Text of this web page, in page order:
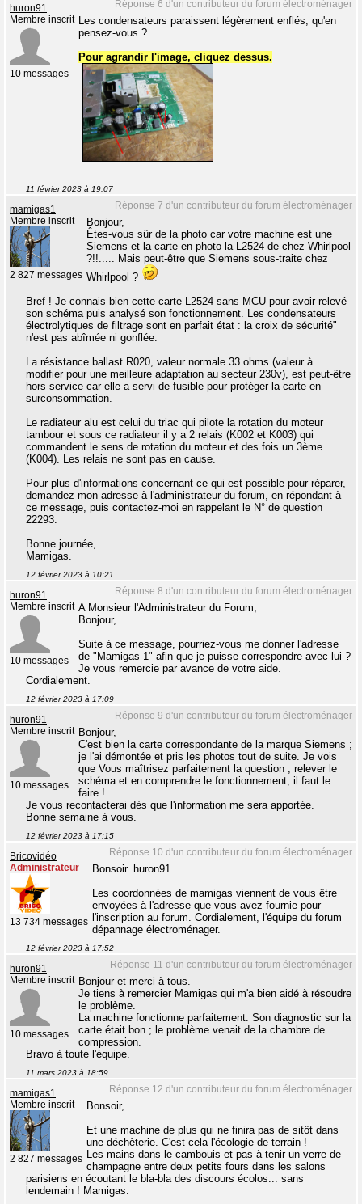
Réponse 6 d'un contributeur du forum électroménager
huron91
Membre inscrit
10 messages
Les condensateurs paraissent légèrement enflés, qu'en
pensez-vous ?
Pour agrandir l'image, cliquez dessus.
11 février 2023 à 19:07
Réponse 7 d'un contributeur du forum électroménager
mamigas1
Membre inscrit
2 827 messages
Bonjour,
Êtes-vous sûr de la photo car votre machine est une
Siemens et la carte en photo la L2524 de chez Whirlpool
?!!..... Mais peut-être que Siemens sous-traite chez
Whirlpool ?
Bref ! Je connais bien cette carte L2524 sans MCU pour avoir relevé
son schéma puis analysé son fonctionnement. Les condensateurs
électrolytiques de filtrage sont en parfait état : la croix de sécurité"
n'est pas abîmée ni gonflée.
La résistance ballast R020, valeur normale 33 ohms (valeur à
modifier pour une meilleure adaptation au secteur 230v), est peut-être
hors service car elle a servi de fusible pour protéger la carte en
surconsommation.
Le radiateur alu est celui du triac qui pilote la rotation du moteur
tambour et sous ce radiateur il y a 2 relais (K002 et K003) qui
commandent le sens de rotation du moteur et des fois un 3ème
(K004). Les relais ne sont pas en cause.
Pour plus d'informations concernant ce qui est possible pour réparer,
demandez mon adresse à l'administrateur du forum, en répondant à
ce message, puis contactez-moi en rappelant le N° de question
22293.
Bonne journée,
Mamigas.
12 février 2023 à 10:21
Réponse 8 d'un contributeur du forum électroménager
huron91
Membre inscrit
10 messages
A Monsieur l'Administrateur du Forum,
Bonjour,
Suite à ce message, pourriez-vous me donner l'adresse
de "Mamigas 1" afin que je puisse correspondre avec lui ?
Je vous remercie par avance de votre aide.
Cordialement.
12 février 2023 à 17:09
Réponse 9 d'un contributeur du forum électroménager
huron91
Membre inscrit
10 messages
Bonjour,
C'est bien la carte correspondante de la marque Siemens ;
je l'ai démontée et pris les photos tout de suite. Je vois
que Vous maîtrisez parfaitement la question ; relever le
schéma et en comprendre le fonctionnement, il faut le
faire !
Je vous recontacterai dès que l'information me sera apportée.
Bonne semaine à vous.
12 février 2023 à 17:15
Réponse 10 d'un contributeur du forum électroménager
Bricovidéo
Administrateur
13 734 messages
Bonsoir. huron91.
Les coordonnées de mamigas viennent de vous être
envoyées à l'adresse que vous avez fournie pour
l'inscription au forum. Cordialement, l'équipe du forum
dépannage électroménager.
12 février 2023 à 17:52
Réponse 11 d'un contributeur du forum électroménager
huron91
Membre inscrit
10 messages
Bonjour et merci à tous.
Je tiens à remercier Mamigas qui m'a bien aidé à résoudre
le problème.
La machine fonctionne parfaitement. Son diagnostic sur la
carte était bon ; le problème venait de la chambre de
compression.
Bravo à toute l'équipe.
11 mars 2023 à 18:59
Réponse 12 d'un contributeur du forum électroménager
mamigas1
Membre inscrit
2 827 messages
Bonsoir,
Et une machine de plus qui ne finira pas de sitôt dans
une déchèterie. C'est cela l'écologie de terrain !
Les mains dans le cambouis et pas à tenir un verre de
champagne entre deux petits fours dans les salons
parisiens en écoutant le bla-bla des discours écolos... sans
lendemain ! Mamigas.